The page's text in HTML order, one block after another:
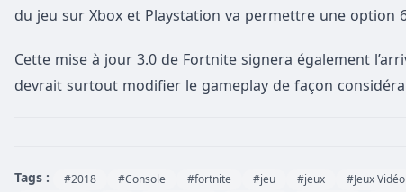
du jeu sur Xbox et Playstation va permettre une option
Cette mise à jour 3.0 de Fortnite signera également
devrait surtout modifier le gameplay de façon
Tags : #2018 #Console #fortnite #jeu #jeux #Jeux Vidéo